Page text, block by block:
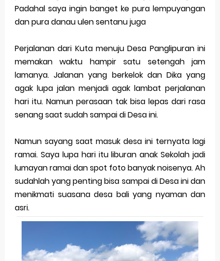
Padahal saya ingin banget ke pura lempuyangan
dan pura danau ulen sentanu juga
Perjalanan dari Kuta menuju Desa Panglipuran ini
memakan waktu hampir satu setengah jam
lamanya. Jalanan yang berkelok dan Dika yang
agak lupa jalan menjadi agak lambat perjalanan
hari itu. Namun perasaan tak bisa lepas dari rasa
senang saat sudah sampai di Desa ini.
Namun sayang saat masuk desa ini ternyata lagi
ramai. Saya lupa hari itu liburan anak Sekolah jadi
lumayan ramai dan spot foto banyak noisenya. Ah
sudahlah yang penting bisa sampai di Desa ini dan
menikmati suasana desa bali yang nyaman dan
asri.